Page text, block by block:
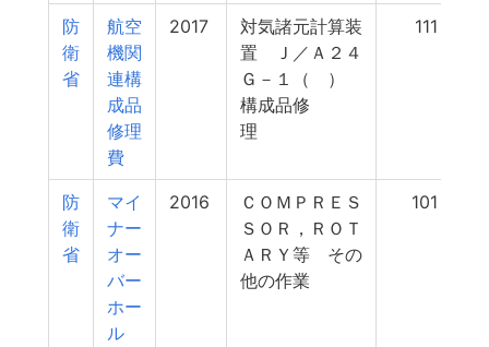
防
衛
省
航空
機関
連構
成品
修理
費
2017
対気諸元計算装
置 Ｊ／Ａ２４
Ｇ－１（ ）
構成品修
理
111
防
衛
省
マイ
ナー
オー
バー
ホー
ル
2016
ＣＯＭＰＲＥＳ
ＳＯＲ，ＲＯＴ
ＡＲＹ等 その
他の作業
101